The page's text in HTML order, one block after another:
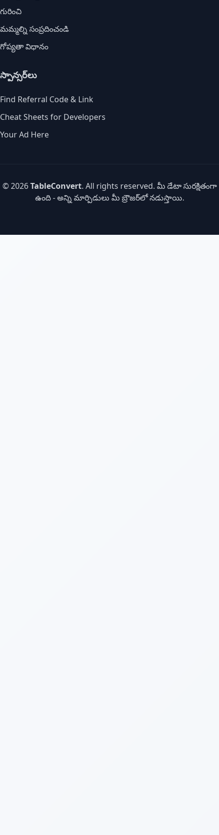
గురించి
మమ్మల్ని సంప్రదించండి
గోప్యతా విధానం
స్పాన్సర్‌లు
Find Referral Code & Link
Cheat Sheets for Developers
Your Ad Here
© 2026TableConvert. All rights reserved. మీ డేటా సురక్షితంగా
ఉంది - అన్ని మార్పిడులు మీ బ్రౌజర్‌లో నడుస్తాయి.